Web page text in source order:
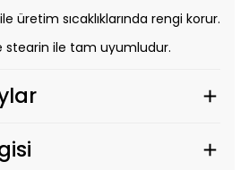
üretim sıcaklıklarında rengi korur.
stearin ile tam uyumludur.